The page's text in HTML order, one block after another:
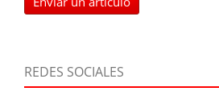
REDES SOCIALES